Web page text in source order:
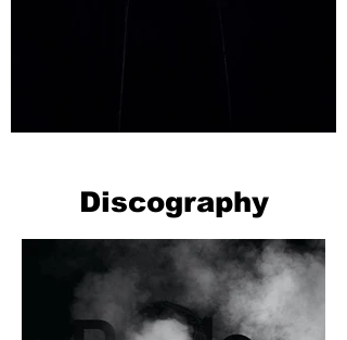
Discography